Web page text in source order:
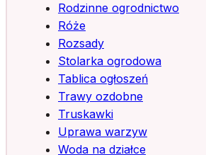
Rodzinne ogrodnictwo
Róże
Rozsady
Stolarka ogrodowa
Tablica ogłoszeń
Trawy ozdobne
Truskawki
Uprawa warzyw
Woda na działce